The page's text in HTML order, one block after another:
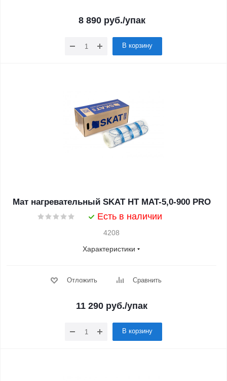
8 890руб./упак
В корзину
Мат нагревательный SKAT HT MAT-5,0-900 PRO
Есть в наличии
4208
Характеристики
Отложить Сравнить
11 290 руб./упак
В корзину